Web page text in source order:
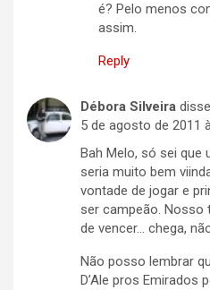
é? Pelo menos
assim.
Reply
Débora Silveira
5 de agosto de 2011
Bah Melo, só sei que
seria muito bem
vontade de jogar e
ser campeão. Nosso
de vencer… chega,
Não posso lembrar
D’Ale pros Emirados